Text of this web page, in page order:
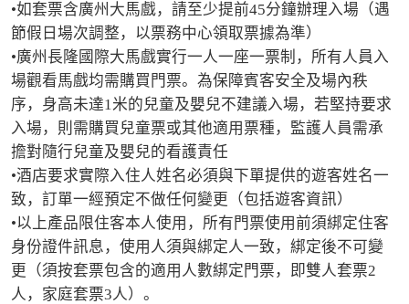
•如套票含廣州大馬戲，請至少提前45分鐘辦理入場（遇
節假日場次調整，以票務中心領取票據為準）
•廣州長隆國際大馬戲實行一人一座一票制，所有人員入
場觀看馬戲均需購買門票。為保障賓客安全及場內秩
序，身高未達1米的兒童及嬰兒不建議入場，若堅持要求
入場，則需購買兒童票或其他適用票種，監護人員需承
擔對隨行兒童及嬰兒的看護責任
•酒店要求實際入住人姓名必須與下單提供的遊客姓名一
致，訂單一經預定不做任何變更（包括遊客資訊）
•以上產品限住客本人使用，所有門票使用前須綁定住客
身份證件訊息，使用人須與綁定人一致，綁定後不可變
更（須按套票包含的適用人數綁定門票，即雙人套票2
人，家庭套票3人）。